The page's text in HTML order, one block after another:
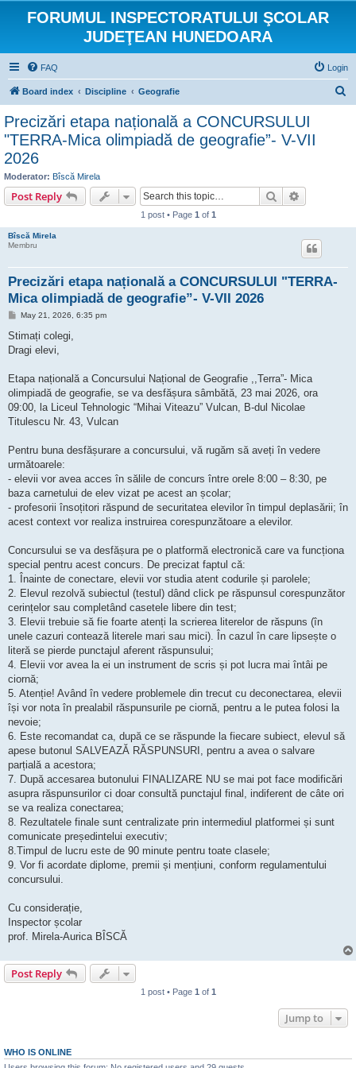
FORUMUL INSPECTORATULUI ŞCOLAR
JUDEŢEAN HUNEDOARA
FAQ Login
Board index Discipline Geografie
Precizări etapa națională a CONCURSULUI
"TERRA-Mica olimpiadă de geografie”- V-VII
2026
Moderator: Bîscă Mirela
Post Reply Search
1 post • Page 1 of 1
Bîscă Mirela
Membru
Precizări etapa națională a CONCURSULUI "TERRA-
Mica olimpiadă de geografie”- V-VII 2026
P
s
May 21, 2026, 6:35 pm
Stimați colegi,
Dragi elevi,
Etapa națională a Concursului Național de Geografie ,,Terra”- Mica
olimpiadă de geografie, se va desfășura sâmbătă, 23 mai 2026, ora
09:00, la Liceul Tehnologic “Mihai Viteazu” Vulcan, B-dul Nicolae
Titulescu Nr. 43, Vulcan
Pentru buna desfășurare a concursului, vă rugăm să aveți în vedere
următoarele:
- elevii vor avea acces în sălile de concurs între orele 8:00 – 8:30, pe
baza carnetului de elev vizat pe acest an școlar;
- profesorii însoțitori răspund de securitatea elevilor în timpul deplasării; în
acest context vor realiza instruirea corespunzătoare a elevilor.
Concursului se va desfășura pe o platformă electronică care va funcționa
special pentru acest concurs. De precizat faptul că:
1. Înainte de conectare, elevii vor studia atent codurile și parolele;
2. Elevul rezolvă subiectul (testul) dând click pe răspunsul corespunzător
cerințelor sau completând casetele libere din test;
3. Elevii trebuie să fie foarte atenți la scrierea literelor de răspuns (în
unele cazuri contează literele mari sau mici). În cazul în care lipsește o
literă se pierde punctajul aferent răspunsului;
4. Elevii vor avea la ei un instrument de scris și pot lucra mai întâi pe
ciornă;
5. Atenție! Având în vedere problemele din trecut cu deconectarea, elevii
își vor nota în prealabil răspunsurile pe ciornă, pentru a le putea folosi la
nevoie;
6. Este recomandat ca, după ce se răspunde la fiecare subiect, elevul să
apese butonul SALVEAZĂ RĂSPUNSURI, pentru a avea o salvare
parțială a acestora;
7. După accesarea butonului FINALIZARE NU se mai pot face modificări
asupra răspunsurilor ci doar consultă punctajul final, indiferent de câte ori
se va realiza conectarea;
8. Rezultatele finale sunt centralizate prin intermediul platformei și sunt
comunicate președintelui executiv;
8.Timpul de lucru este de 90 minute pentru toate clasele;
9. Vor fi acordate diplome, premii și mențiuni, conform regulamentului
concursului.
Cu considerație,
Inspector școlar
prof. Mirela-Aurica BÎSCĂ
Post Reply
1 post • Page 1 of 1
Jump to
WHO IS ONLINE